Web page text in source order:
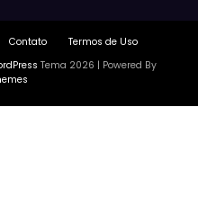
Contato
Termos de Uso
Tema 2026 | Powered By